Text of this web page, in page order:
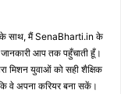
के साथ, मैं SenaBharti.in के
आप तक पहुँचाती हूँ।
मिशन युवाओं को सही शैक्षिक
वे अपना करियर बना सकें।